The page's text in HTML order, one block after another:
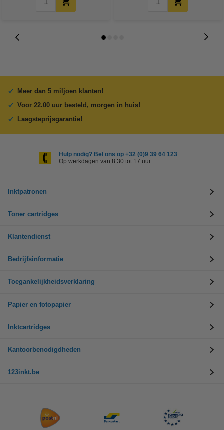
Meer dan 5 miljoen klanten!
Voor 22.00 uur besteld, morgen in huis!
Laagsteprijsgarantie!
Hulp nodig? Bel ons op +32 (0)9 39 64 123
Op werkdagen van 8.30 tot 17 uur
Inktpatronen
Toner cartridges
Klantendienst
Bedrijfsinformatie
Toegankelijkheidsverklaring
Papier en fotopapier
Inktcartridges
Kantoorbenodigdheden
123inkt.be